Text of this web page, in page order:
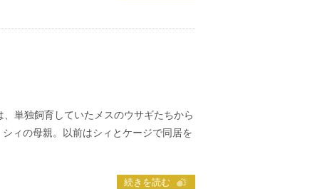
単独飼育していたメスのウサギたちから
ィの母親。以前はシィとケージで同居を
続きを読む